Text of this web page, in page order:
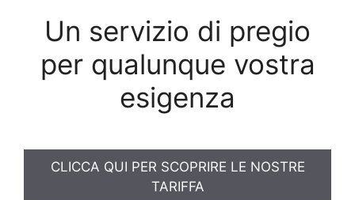
Un servizio di pregio
per qualunque vostra
esigenza
CLICCA QUI PER SCOPRIRE LE NOSTRE
TARIFFA